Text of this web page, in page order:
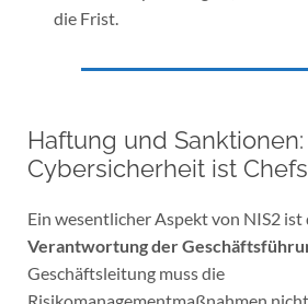
die Frist.
Haftung und Sanktionen:
Cybersicherheit ist
Ein wesentlicher Aspekt von NIS2 ist
Verantwortung der
Geschäftsleitung muss die